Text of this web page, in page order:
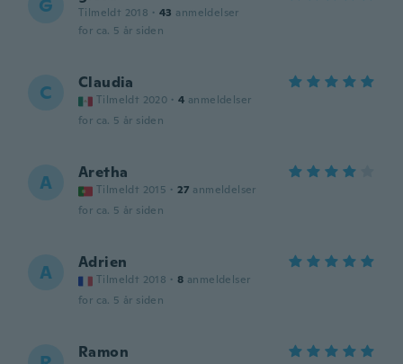
G Tilmeldt 2018 · 43 anmeldelser
for ca. 5 år siden
C Claudia
Tilmeldt 2020 · 4 anmeldelser
for ca. 5 år siden
A Aretha
Tilmeldt 2015 · 27 anmeldelser
for ca. 5 år siden
A Adrien
Tilmeldt 2018 · 8 anmeldelser
for ca. 5 år siden
Ramon